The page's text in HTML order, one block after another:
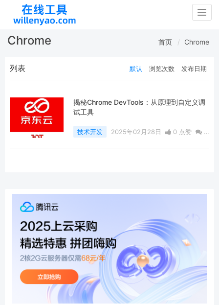
Chrome 首页 Chrome
列表 默认 浏览次数 发布日期
揭秘Chrome DevTools：从原理到自定义调
试工具
技术开发 2025年02月28日 0 点赞
0